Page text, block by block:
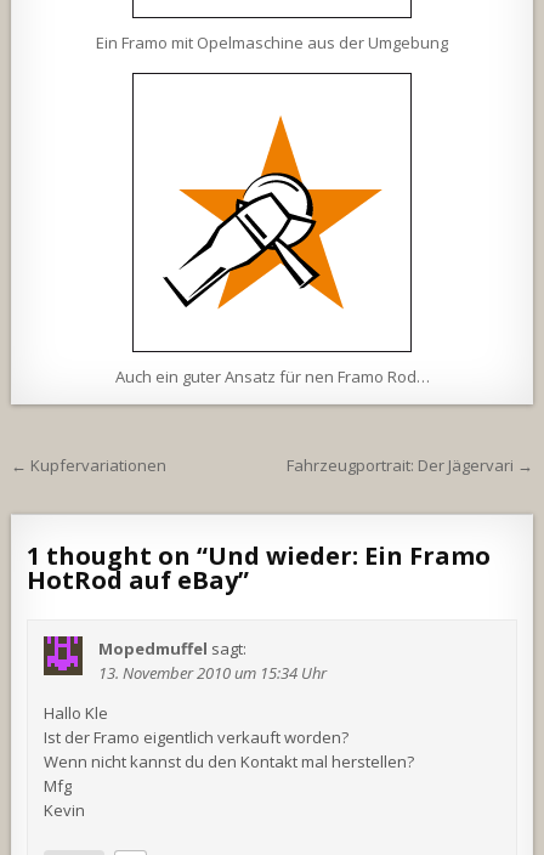
Ein Framo mit Opelmaschine aus der Umgebung
Auch ein guter Ansatz für nen Framo Rod…
Beitragsnavigation
← Kupfervariationen Fahrzeugportrait: Der Jägervari →
1 thought on “Und wieder: Ein Framo
HotRod auf eBay”
Mopedmuffel sagt:
13. November 2010 um 15:34 Uhr
Hallo Kle
Ist der Framo eigentlich verkauft worden?
Wenn nicht kannst du den Kontakt mal herstellen?
Mfg
Kevin